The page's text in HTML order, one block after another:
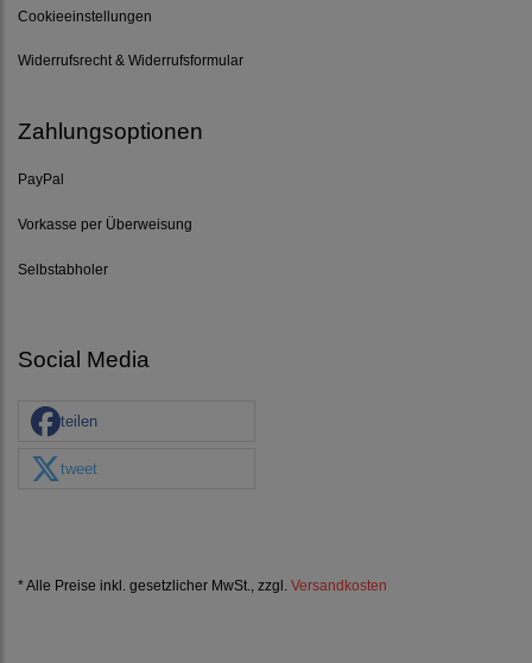
Cookieeinstellungen
Widerrufsrecht & Widerrufsformular
Zahlungsoptionen
PayPal
Vorkasse per Überweisung
Selbstabholer
Social Media
teilen
tweet
* Alle Preise inkl. gesetzlicher MwSt., zzgl. Versandkosten